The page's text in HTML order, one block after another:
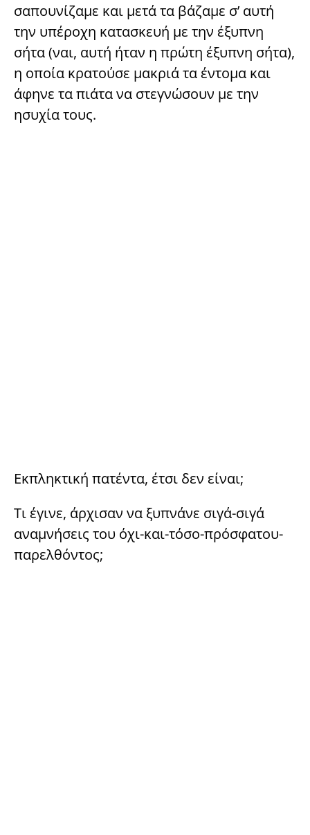
σαπουνίζαμε και μετά τα βάζαμε σ’ αυτή
την υπέροχη κατασκευή με την έξυπνη
σήτα (ναι, αυτή ήταν η πρώτη έξυπνη σήτα),
η οποία κρατούσε μακριά τα έντομα και
άφηνε τα πιάτα να στεγνώσουν με την
ησυχία τους.
Εκπληκτική πατέντα, έτσι δεν είναι;
Τι έγινε, άρχισαν να ξυπνάνε σιγά-σιγά
αναμνήσεις του όχι-και-τόσο-πρόσφατου-
παρελθόντος;